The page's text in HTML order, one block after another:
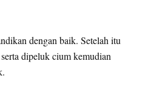
dengan baik. Setelah itu
dipeluk cium kemudian